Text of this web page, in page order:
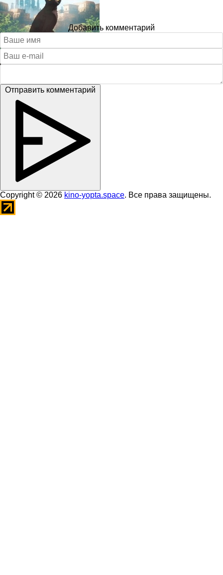
Добавить комментарий
Отправить комментарий
Copyright © 2026 kino-yopta.space. Все права защищены.